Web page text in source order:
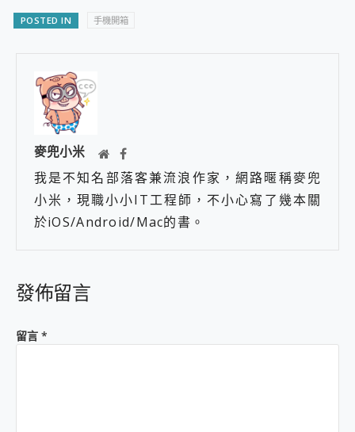
POSTED IN 手機開箱
麥兜小米
我是不知名部落客兼流浪作家，網路暱稱麥兜
小米，現職小小IT工程師，不小心寫了幾本關
於iOS/Android/Mac的書。
發佈留言
留言 *